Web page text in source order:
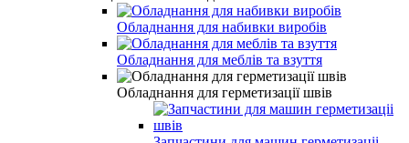
Обладнання для набивки виробів
Обладнання для меблів та взуття
Обладнання для герметизації швів